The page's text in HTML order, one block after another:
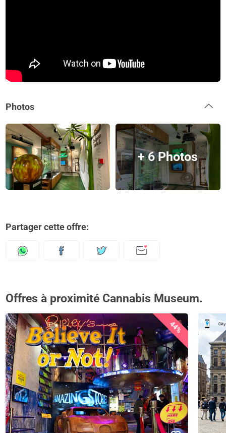
Photos
+ 6 Photos
Partager cette offre:
Offres à proximité Cannabis Museum.
44%